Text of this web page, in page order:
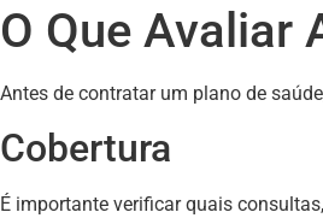
O Que Avaliar
Antes de contratar um plano de
Cobertura
É importante verificar quais